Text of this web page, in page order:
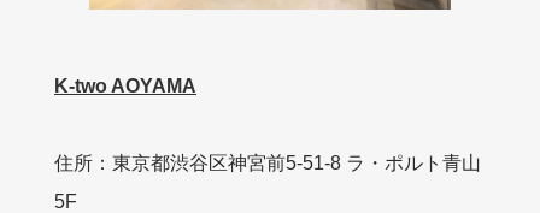
K-two AOYAMA
住所：東京都渋谷区神宮前5-51-8 ラ・ポルト青山
5F